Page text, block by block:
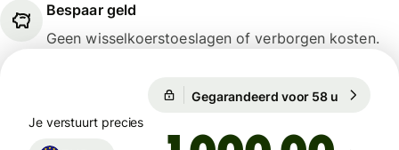
Bespaar geld
Geen wisselkoerstoeslagen of verborgen kosten.
Gegarandeerd voor 58 u
Je verstuurt precies